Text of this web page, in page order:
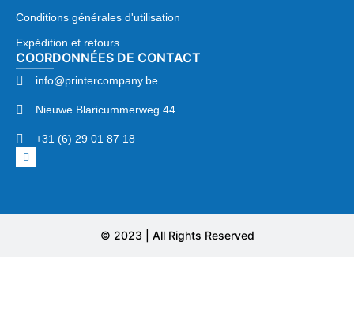
Conditions générales d'utilisation
Expédition et retours
COORDONNÉES DE CONTACT
info@printercompany.be
Nieuwe Blaricummerweg 44
+31 (6) 29 01 87 18
© 2023 | All Rights Reserved